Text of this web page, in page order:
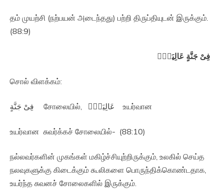
தம் முயற்சி (நற்பயன் அடைந்தது) பற்றி திருப்தியுடன் இருக்கும்.
(88:9)
فِىْ جَنَّةٍ عَالِيَةٍۙ‏
சொல் விளக்கம்:
فِىْ جَنَّةٍ சோலையில், عَالِيَةٍۙ‏ உயர்வான
உயர்வான சுவர்க்கச் சோலையில்- (88:10)
நல்லவர்களின் முகங்கள் மகிழ்ச்சியுற்றிருக்கும், உலகில் செய்த
நலவுகளுக்கு கிடைக்கும் கூலிகளை பொருந்திக்கொண்டதாக,
உயர்ந்த சுவனச் சோலைகளில் இருக்கும்.